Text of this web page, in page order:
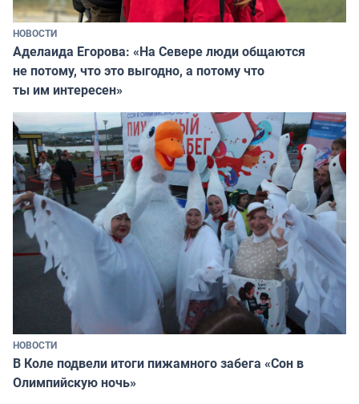
НОВОСТИ
Аделаида Егорова: «На Севере люди общаются
не потому, что это выгодно, а потому что
ты им интересен»
НОВОСТИ
В Коле подвели итоги пижамного забега «Сон в
Олимпийскую ночь»